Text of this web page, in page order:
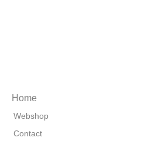
Home
Webshop
Contact